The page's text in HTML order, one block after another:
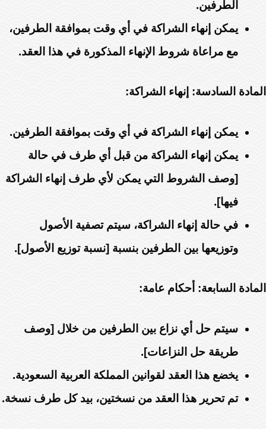
الطرفين.
يمكن إنهاء الشراكة في أي وقت بموافقة الطرفين،
مع مراعاة شروط الإنهاء المذكورة في هذا العقد.
المادة السادسة: إنهاء الشراكة:
يمكن إنهاء الشراكة في أي وقت بموافقة الطرفين.
يمكن إنهاء الشراكة من قبل أي طرف في حالة
[وصف الشروط التي يمكن لأي طرف إنهاء الشراكة
فيها].
في حالة إنهاء الشراكة، سيتم تصفية الأصول
وتوزيعها بين الطرفين بنسبة [نسبة توزيع الأصول].
المادة السابعة: أحكام عامة:
سيتم حل أي نزاع بين الطرفين من خلال [وصف
طريقة حل النزاعات].
يخضع هذا العقد لقوانين المملكة العربية السعودية.
تم تحرير هذا العقد من نسختين، بيد كل طرف نسخة.